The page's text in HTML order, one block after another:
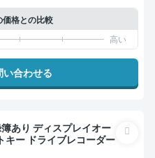
格との比較
合わせる
キー ドライブレコーダー